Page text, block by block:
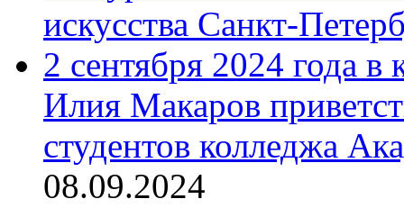
искусства Санкт-
2 сентября 2024 года
Илия Макаров
студентов колледжа
08.09.2024